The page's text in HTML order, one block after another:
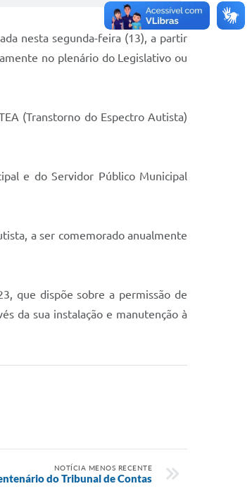
nesta segunda-feira (13), a partir
no plenário do Legislativo ou
(Transtorno do Espectro Autista)
e do Servidor Público Municipal
a ser comemorado anualmente
que dispõe sobre a permissão de
da sua instalação e manutenção à
NOTÍCIA MENOS RECENTE
do Tribunal de Contas